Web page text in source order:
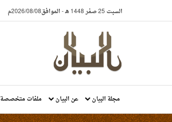
السبت 25 صفر 1448 هـ -الموافق2026/08/08م
مجلة البيان عن البيان ملفات متخصصة